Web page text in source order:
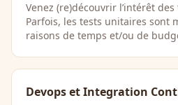
Venez (re)découvrir l’intérêt
Parfois, les tests unitaires sont
raisons de temps et/ou de
Devops et Integration